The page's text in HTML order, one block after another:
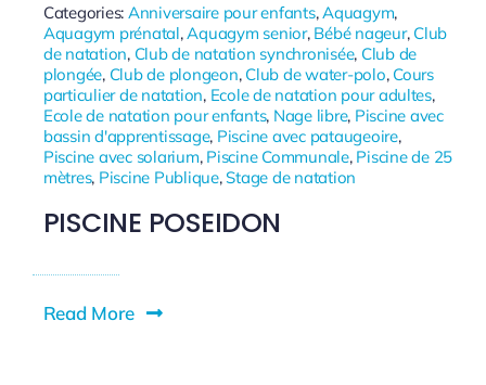
Categories: Anniversaire pour enfants,Aquagym,
Aquagym prénatal,Aquagym senior, Bébé nageur, Club
de natation, Club de natation synchronisée, Club de
plongée, Club de plongeon, Club de water-polo, Cours
particulier de natation, Ecole de natation pour adultes,
Ecole de natation pour enfants, Nage libre, Piscine avec
bassin d'apprentissage, Piscine avec pataugeoire,
Piscine avec solarium, Piscine Communale, Piscine de 25
mètres, Piscine Publique,Stage de natation
PISCINE POSEIDON
Read More